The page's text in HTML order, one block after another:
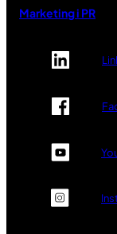
Marketing i PR